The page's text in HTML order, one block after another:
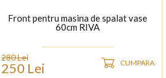
Front pentru masina de spalat vase
60cm RIVA
280 Lei
250 Lei CUMPARA